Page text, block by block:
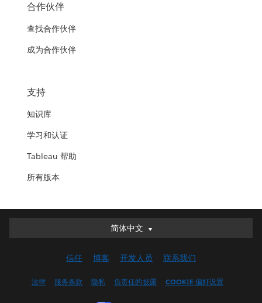
合作伙伴
查找合作伙伴
成为合作伙伴
支持
知识库
学习和认证
Tableau 帮助
所有版本
简体中文
简体中文
English (UK)
信任 博客 开发人员 联系我们
法律 服务条款 隐私 负责任的披露 COOKIE 偏好设置